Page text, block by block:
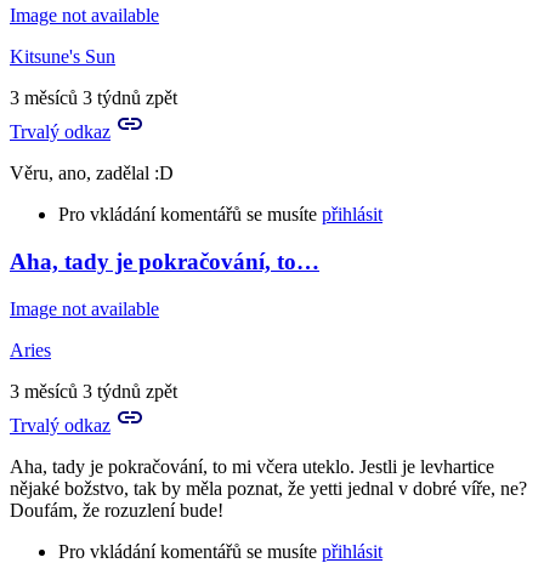
Image not available
Kitsune's Sun
3 měsíců 3 týdnů zpět
Trvalý odkaz
Věru, ano, zadělal :D
Pro vkládání komentářů se musíte přihlásit
In
to
no
tak
paráda,
sis…
Tora
Aha, tady je pokračování, to…
Image not available
Aries
3 měsíců 3 týdnů zpět
Trvalý odkaz
Aha, tady je pokračování, to mi včera uteklo. Jestli je levhartice
nějaké božstvo, tak by měla poznat, že yetti jednal v dobré víře, ne?
Doufám, že rozuzlení bude!
Pro vkládání komentářů se musíte přihlásit